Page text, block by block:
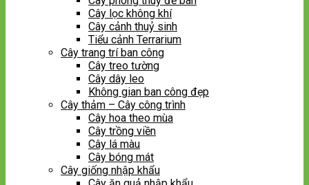
Cây lọc không khí
Cây cảnh thuỷ sinh
Tiểu cảnh Terrarium
Cây trang trí ban công
Cây treo tường
Cây dây leo
Không gian ban công đẹp
Cây thảm – Cây công trình
Cây hoa theo mùa
Cây trồng viền
Cây lá màu
Cây bóng mát
Cây giống nhập khẩu